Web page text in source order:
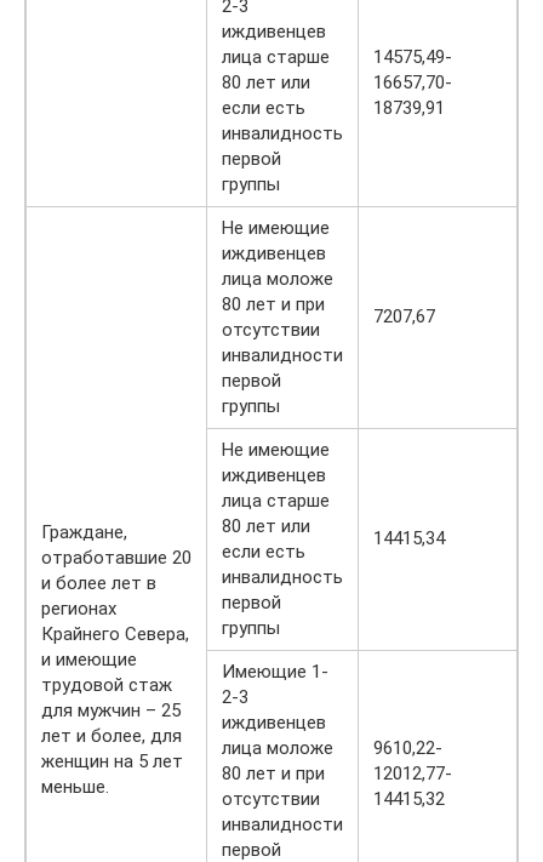
2-3
иждивенцев
лица старше
80 лет или
если есть
инвалидность
первой
группы
14575,49-
16657,70-
18739,91
Граждане,
отработавшие 20
и более лет в
регионах
Крайнего Севера,
и имеющие
трудовой стаж
для мужчин – 25
лет и более, для
женщин на 5 лет
меньше.
Не имеющие
иждивенцев
лица моложе
80 лет и при
отсутствии
инвалидности
первой
группы
7207,67
Не имеющие
иждивенцев
лица старше
80 лет или
если есть
инвалидность
первой
группы
14415,34
Имеющие 1-
2-3
иждивенцев
лица моложе
80 лет и при
отсутствии
инвалидности
первой
9610,22-
12012,77-
14415,32